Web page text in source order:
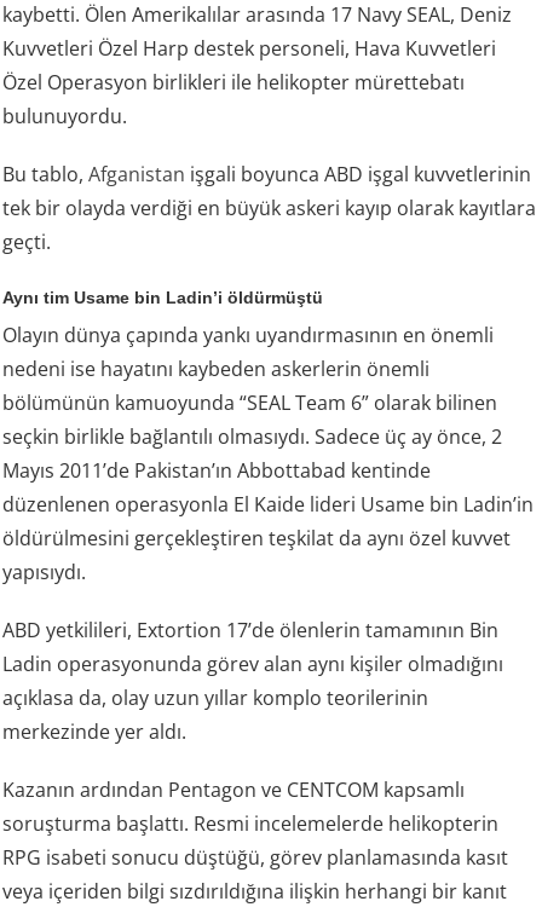
kaybetti. Ölen Amerikalılar arasında 17 Navy SEAL, Deniz
Kuvvetleri Özel Harp destek personeli, Hava Kuvvetleri
Özel Operasyon birlikleri ile helikopter mürettebatı
bulunuyordu.
Bu tablo,Afganistan işgali boyunca ABD işgal kuvvetlerinin
tek bir olayda verdiği en büyük askeri kayıp olarak kayıtlara
geçti.
Aynı tim Usame bin Ladin’i öldürmüştü
Olayın dünya çapında yankı uyandırmasının en önemli
nedeni ise hayatını kaybeden askerlerin önemli
bölümünün kamuoyunda “SEAL Team 6” olarak bilinen
seçkin birlikle bağlantılı olmasıydı. Sadece üç ay önce, 2
Mayıs 2011’de Pakistan’ın Abbottabad kentinde
düzenlenen operasyonla El Kaide lideri Usame bin Ladin’in
öldürülmesini gerçekleştiren teşkilat da aynı özel kuvvet
yapısıydı.
ABD yetkilileri, Extortion 17’de ölenlerin tamamının Bin
Ladin operasyonunda görev alan aynı kişiler olmadığını
açıklasa da, olay uzun yıllar komplo teorilerinin
merkezinde yer aldı.
Kazanın ardından Pentagon ve CENTCOM kapsamlı
soruşturma başlattı. Resmi incelemelerde helikopterin
RPG isabeti sonucu düştüğü, görev planlamasında kasıt
veya içeriden bilgi sızdırıldığına ilişkin herhangi bir kanıt